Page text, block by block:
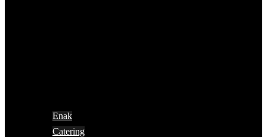
Enak
Catering